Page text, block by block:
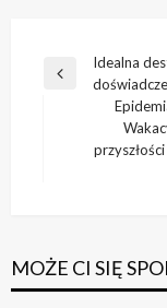
Nawigacja
wpisu
Poprzedni
Idealna
Następny
MOŻE CI SIĘ